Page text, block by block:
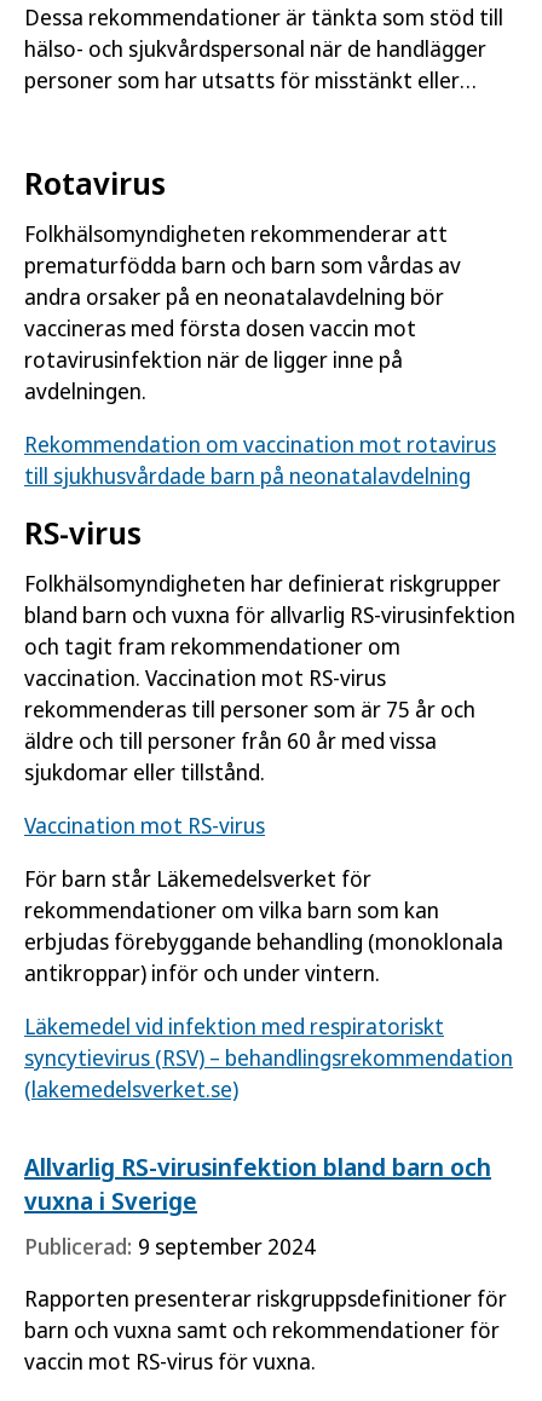
Dessa rekommendationer är tänkta som stöd till
hälso- och sjukvårdspersonal när de handlägger
personer som har utsatts för misstänkt eller
Rotavirus
Folkhälsomyndigheten rekommenderar att
prematurfödda barn och barn som vårdas av
andra orsaker på en neonatalavdelning bör
vaccineras med första dosen vaccin mot
rotavirusinfektion när de ligger inne på
avdelningen.
Rekommendation om vaccination mot rotavirus
till sjukhusvårdade barn på neonatalavdelning
RS-virus
Folkhälsomyndigheten har definierat riskgrupper
bland barn och vuxna för allvarlig RS-virusinfektion
och tagit fram rekommendationer om
vaccination. Vaccination mot RS-virus
rekommenderas till personer som är 75 år och
äldre och till personer från 60 år med vissa
sjukdomar eller tillstånd.
Vaccination mot RS-virus
För barn står Läkemedelsverket för
rekommendationer om vilka barn som kan
erbjudas förebyggande behandling (monoklonala
antikroppar) inför och under vintern.
Läkemedel vid infektion med respiratoriskt
syncytievirus (RSV‍) – behandlings­rekommendation
(lakemedelsverket.se)
Allvarlig RS-virusinfektion bland barn och
vuxna i Sverige
Publicerad: 9 september 2024
Rapporten presenterar riskgruppsdefinitioner för
barn och vuxna samt och rekommendationer för
vaccin mot RS-virus för vuxna.